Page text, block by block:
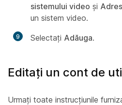
sistemului video și
un sistem video.
9 Selectați Adăuga.
Editați un cont de
Urmați toate instrucțiunile